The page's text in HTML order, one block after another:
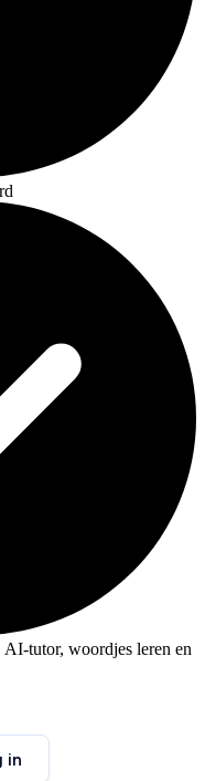
AI-tutor, woordjes leren en
in